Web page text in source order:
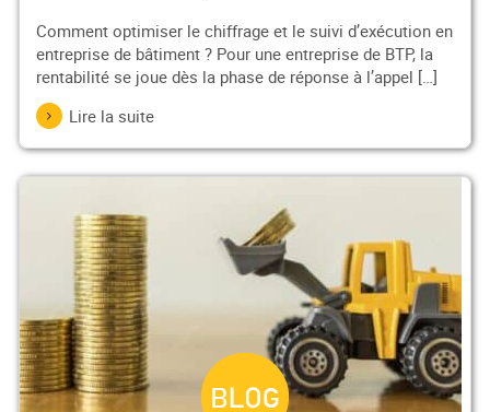
Comment optimiser le chiffrage et le suivi d’exécution en
entreprise de bâtiment ? Pour une entreprise de BTP, la
rentabilité se joue dès la phase de réponse à l’appel […]
Lire la suite